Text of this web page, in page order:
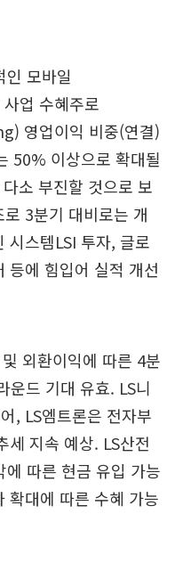
모바일
업 수혜주로
영업이익 비중(연결)
50% 이상으로 확대될
소 부진할 것으로 보
3분기 대비로는 개
시스템LSI 투자, 글로
등에 힘입어 실적 개선
외환이익에 따른 4분
운드 기대 유효. LS니
, LS엠트론은 전자부
세 지속 예상. LS산전
따른 현금 유입 가능
확대에 따른 수혜 가능